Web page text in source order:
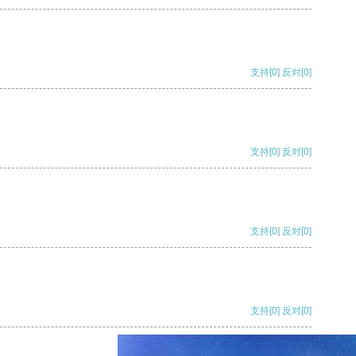
支持[0] 反对[0]
支持[0] 反对[0]
支持[0] 反对[0]
支持[0] 反对[0]